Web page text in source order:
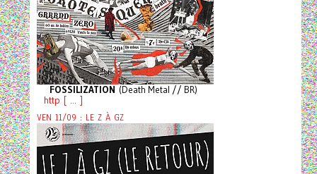
FOSSILIZATION (Death Metal // BR)
http [ ... ]
VEN 11/09 : LE Z À GZ